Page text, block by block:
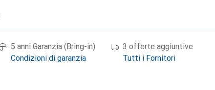
5 anni Garanzia (Bring-in)
Condizioni di garanzia
3 offerte aggiuntive
Tutti i Fornitori